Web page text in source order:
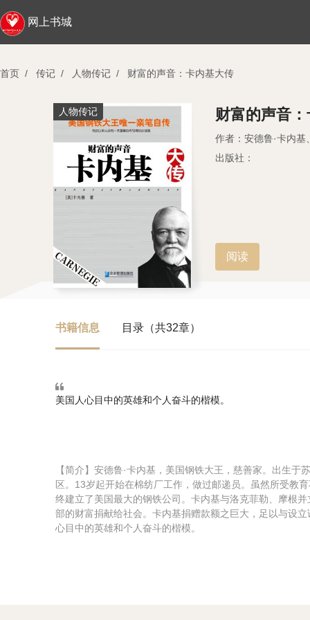
网上书城
首页 / 传记 / 人物传记 / 财富的声音：卡内基大传
人物传记 财富的声音
作者：安德鲁·卡内基
出版社：
阅读
书籍信息 目录（共32章）
美国人心目中的英雄和个人奋斗的楷模。
【简介】安德鲁·卡内基，美国钢铁大王，慈善家。出生
区。13岁起开始在棉纺厂工作，做过邮递员。虽然所受教
终建立了美国最大的钢铁公司。卡内基与洛克菲勒、摩根
部的财富捐献给社会。卡内基捐赠款额之巨大，足以与设
心目中的英雄和个人奋斗的楷模。